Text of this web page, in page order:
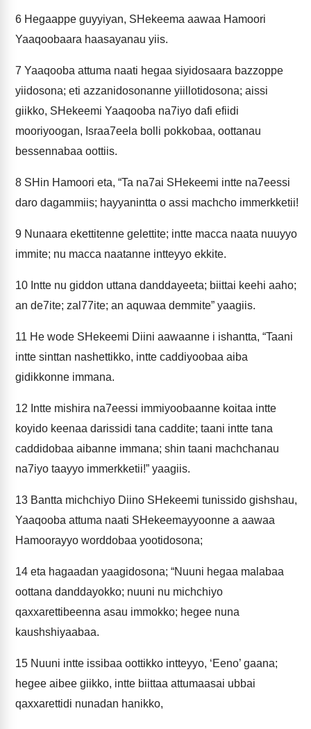
6 Hegaappe guyyiyan, SHekeema aawaa Hamoori
Yaaqoobaara haasayanau yiis.
7 Yaaqooba attuma naati hegaa siyidosaara bazzoppe
yiidosona; eti azzanidosonanne yiillotidosona; aissi
giikko, SHekeemi Yaaqooba na7iyo dafi efiidi
mooriyoogan, Israa7eela bolli pokkobaa, oottanau
bessennabaa oottiis.
8 SHin Hamoori eta, “Ta na7ai SHekeemi intte na7eessi
daro dagammiis; hayyanintta o assi machcho immerkketii!
9 Nunaara ekettitenne gelettite; intte macca naata nuuyyo
immite; nu macca naatanne intteyyo ekkite.
10 Intte nu giddon uttana danddayeeta; biittai keehi aaho;
an de7ite; zal77ite; an aquwaa demmite” yaagiis.
11 He wode SHekeemi Diini aawaanne i ishantta, “Taani
intte sinttan nashettikko, intte caddiyoobaa aiba
gidikkonne immana.
12 Intte mishira na7eessi immiyoobaanne koitaa intte
koyido keenaa darissidi tana caddite; taani intte tana
caddidobaa aibanne immana; shin taani machchanau
na7iyo taayyo immerkketii!” yaagiis.
13 Bantta michchiyo Diino SHekeemi tunissido gishshau,
Yaaqooba attuma naati SHekeemayyoonne a aawaa
Hamoorayyo worddobaa yootidosona;
14 eta hagaadan yaagidosona; “Nuuni hegaa malabaa
oottana danddayokko; nuuni nu michchiyo
qaxxarettibeenna asau immokko; hegee nuna
kaushshiyaabaa.
15 Nuuni intte issibaa oottikko intteyyo, ‘Eeno’ gaana;
hegee aibee giikko, intte biittaa attumaasai ubbai
qaxxarettidi nunadan hanikko,